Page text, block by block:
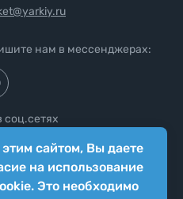
этим сайтом, Вы даете
на использование
Это необходимо
нам в мессенджерах:
соц.сетях